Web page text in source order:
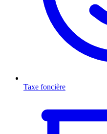
Taxe foncière